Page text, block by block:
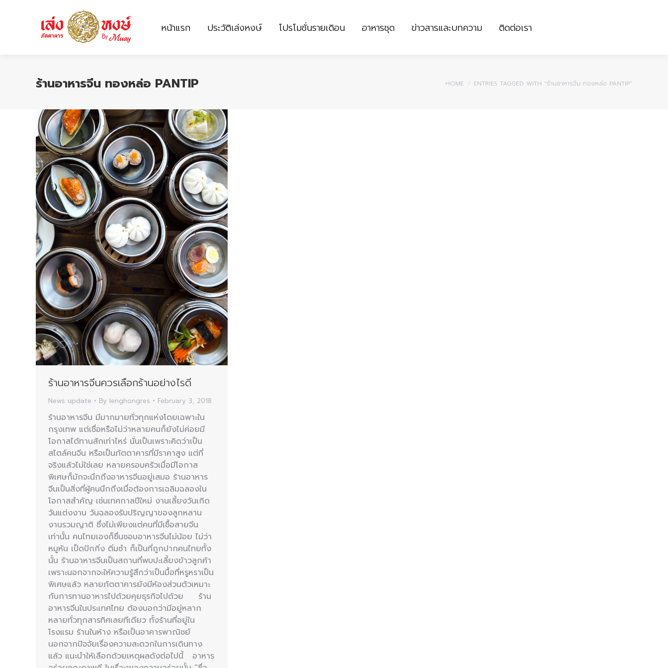
หน้าแรก ประวัติเล่งหงษ์ โปรโมชั่นรายเดิอน อาหารชุด ข่าวสารและบทความ ติดต่อเรา
ร้านอาหารจีน ทองหล่อ PANTIP You are here:
HOME ENTRIES TAGGED WITH "ร้านอาหารจีน ทองหล่อ PANTIP"
ร้านอาหารจีนควรเลือกร้านอย่างไรดี
News update By lenghongres February 3, 2018
ร้านอาหารจีน มีมากมายทั่วทุกแห่งโดยเฉพาะใน
กรุงเทพ แต่เชื่อหรือไม่ว่าหลายคนก็ยังไม่ค่อยมี
โอกาสได้ทานสักเท่าไหร่ นั่นเป็นเพราะคิดว่าเป็น
สไตล์คนจีน หรือเป็นภัตตาคารที่มีราคาสูง แต่ที่
จริงแล้วไม่ใช่เลย หลายครอบครัวเมื่อมีโอกาส
พิเศษก็มักจะนึกถึงอาหารจีนอยู่เสมอ ร้านอาหาร
จีนเป็นสิ่งที่ผู้คนนึกถึงเมื่อต้องการเฉลิมฉลองใน
โอกาสสำคัญ เช่นเทศกาลปีใหม่ งานเลี้ยงวันเกิด
วันแต่งงาน วันฉลองรับปริญญาของลูกหลาน
งานรวมญาติ ซึ่งไม่เพียงแต่คนที่มีเชื้อสายจีน
เท่านั้น คนไทยเองก็ชื่นชอบอาหารจีนไม่น้อย ไม่ว่า
หมูหัน เป็ดปักกิ่ง ติ่มซำ ก็เป็นที่ถูกปากคนไทยทั้ง
นั้น ร้านอาหารจีนเป็นสถานที่พบปะเลี้ยงข้าวลูกค้า
เพราะนอกจากจะให้ความรู้สึกว่าเป็นมื้อที่หรูหราเป็น
พิเศษแล้ว หลายภัตตาคารยังมีห้องส่วนตัวเหมาะ
กับการทานอาหารไปด้วยคุยธุรกิจไปด้วย ร้าน
อาหารจีนในประเทศไทย ต้องบอกว่ามีอยู่หลาก
หลายทั่วทุกสารทิศเลยทีเดียว ทั้งร้านที่อยู่ใน
โรงแรม ร้านในห้าง หรือเป็นอาคารพาณิชย์
นอกจากปัจจัยเรื่องความสะดวกในการเดินทาง
แล้ว แนะนำให้เลือกด้วยเหตุผลดังต่อไปนี้ อาหาร
โปรโมชั่นรายเดิอน